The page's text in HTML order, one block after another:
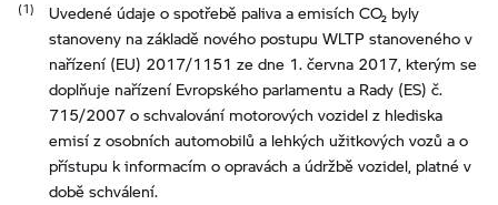
Uvedené údaje o spotřebě paliva a emisích CO₂ byly
stanoveny na základě nového postupu WLTP stanoveného v
nařízení (EU) 2017/1151 ze dne 1. června 2017, kterým se
doplňuje nařízení Evropského parlamentu a Rady (ES) č.
715/2007 o schvalování motorových vozidel z hlediska
emisí z osobních automobilů a lehkých užitkových vozů a o
přístupu k informacím o opravách a údržbě vozidel, platné v
době schválení.